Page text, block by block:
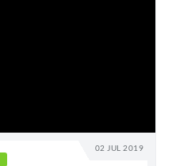
02 JUL 2019